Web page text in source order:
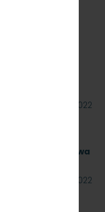
Kolej
Sp. z o.o.
zakup i
dla PKP Szybka
29 lipca 2022
obejmujące dwa
28 lipca 2022